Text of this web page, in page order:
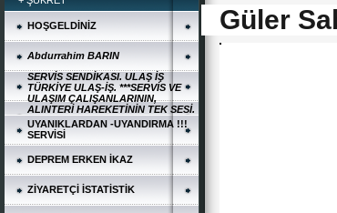
HOŞGELDİNİZ
Abdurrahim BARIN
SERVİS SENDİKASI. ULAŞ İŞ
TÜRKİYE ULAŞ-İŞ. ***SERVİS VE
ULAŞIM ÇALIŞANLARININ,
ALINTERİ HAREKETİNİN TEK SESİ.
UYANIKLARDAN -UYANDIRMA !!!
SERVİSİ
DEPREM ERKEN İKAZ
ZİYARETÇİ İSTATİSTİK
Güler